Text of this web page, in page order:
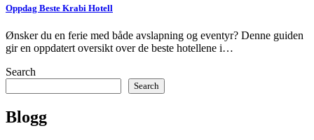
Oppdag Beste Krabi Hotell
Ønsker du en ferie med både avslapning og eventyr? Denne guiden
gir en oppdatert oversikt over de beste hotellene i…
Search
Search
Blogg